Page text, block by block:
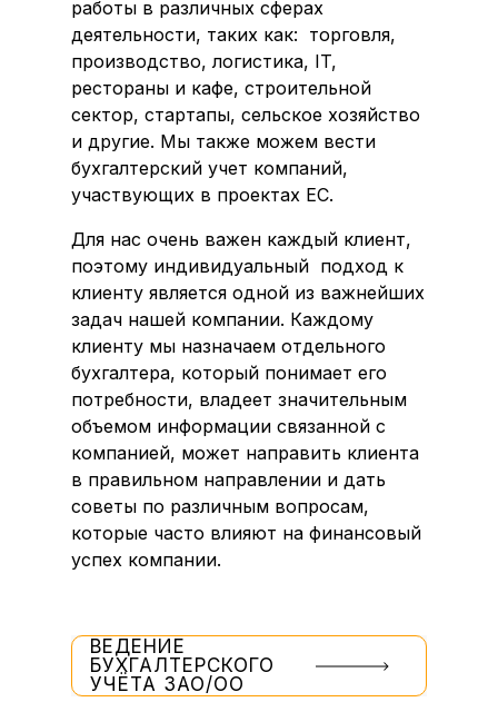
работы в различных сферах
деятельности, таких как: торговля,
производство, логистика, IT,
рестораны и кафе, строительной
сектор, стартапы, сельское хозяйство
и другие. Мы также можем вести
бухгалтерский учет компаний,
участвующих в проектах ЕС.
Для нас очень важен каждый клиент,
поэтому индивидуальный подход к
клиенту является одной из важнейших
задач нашей компании. Каждому
клиенту мы назначаем отдельного
бухгалтера, который понимает его
потребности, владеет значительным
объемом информации связанной с
компанией, может направить клиента
в правильном направлении и дать
советы по различным вопросам,
которые часто влияют на финансовый
успех компании.
ВЕДЕНИЕ
БУХГАЛТЕРСКОГО
УЧЁТА ЗАО/ОО